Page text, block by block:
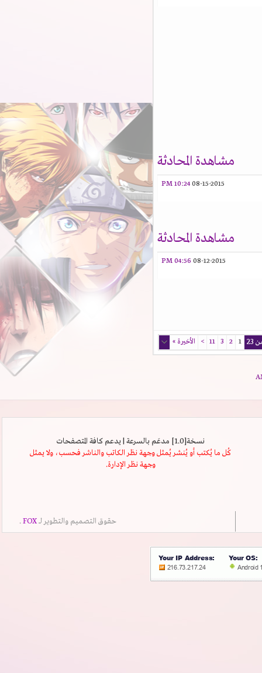
مشاهدة المحادثة
08-15-2015
10:24 PM
مشاهدة المحادثة
08-12-2015
04:56 PM
2
11
> الأخيرة»
نسخة[1.0] مدعَم بالسرعة | يدعم كافة المتصفحات
كُل ما يُكتب أو يُنشر يُمثل وجهة نظر الكاتب والناشر فحسب، ولا يمثل
وجهة نظر الإدارة.
حقوق التصميم والتطوير لــFOX
.